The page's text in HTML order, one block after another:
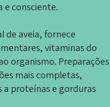
e consciente.
de aveia, fornece
vitaminas do
organismo. Preparações
mais completas,
a proteínas e gorduras